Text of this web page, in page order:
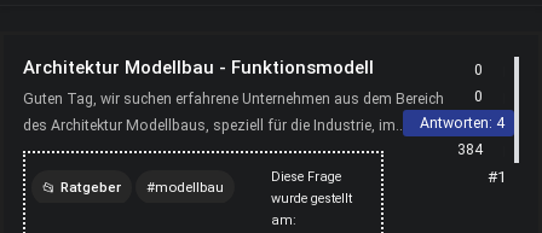
Architektur Modellbau - Funktionsmodell
Guten Tag, wir suchen erfahrene Unternehmen aus dem Bereich
des Architektur Modellbaus, speziell für die Industrie, im
Bereich Funktionsmodell. Es geht um relativ komplex...
Diese Frage
wurde gestellt
am:
Ratgeber modellbau
0
0
Antworten: 4
384
#1